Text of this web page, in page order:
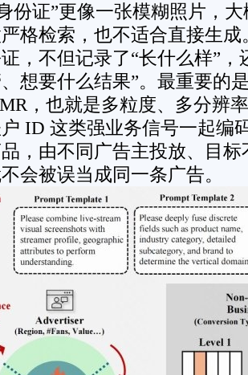
份证”更像一张模糊照片，
格检索，也不适合直接生
，不但记录了“长什么样”，
想要什么结果”。最重要的
，也就是多粒度、多分辨
ID 这类强业务信号一起编
，由不同广告主投放、目
会被误当成同一条广告。